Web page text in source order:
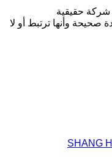
شركة حقيقية
صحيحة وأنها ترتبط أو لا
SHANG